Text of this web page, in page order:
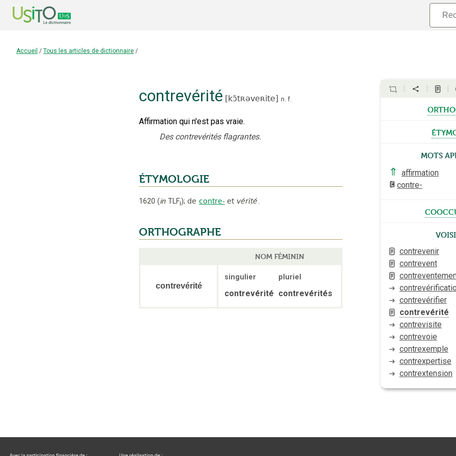
Accueil / Tous les articles de dictionnaire /
contrevérité [kɔ̃tʀəveʀite] n. f.
Affirmation qui n'est pas vraie.
Des contrevérités flagrantes.
ÉTYMOLOGIE
1620 (in TLFi); de contre- et vérité.
ORTHOGRAPHE
NOM FÉMININ
contrevérité
singulier pluriel
contrevérité contrevérités
Mots
⇑
affirmation
contre-
contrevenir
contrevent
contrevérifier
contrevérité
contrevisite
contrevoie
contrexemple
contrexpertise
contrextension